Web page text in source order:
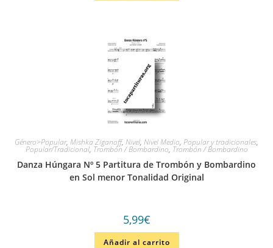
Género>Popular, Mishka Ziganoff, Nivel, Nivel Medio, Popular y tradicionales,
Popular/Tradicional, Trombón / Bombardino, Trombón / Bombardino
Danza Húngara Nº 5 Partitura de Trombón y Bombardino
en Sol menor Tonalidad Original
5,99€
Añadir al carrito